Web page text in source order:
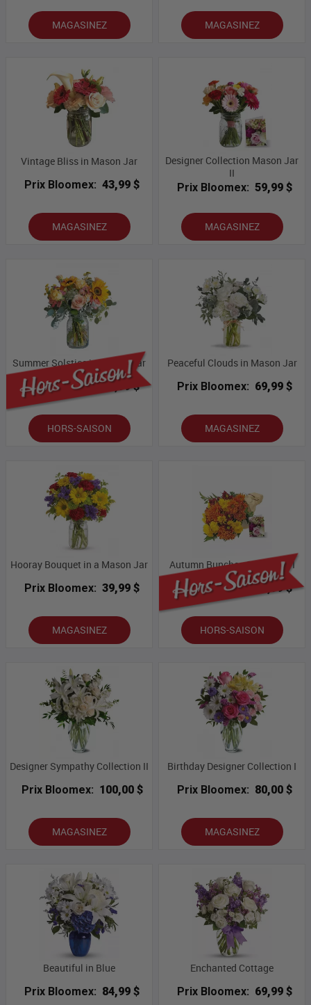
MAGASINEZ MAGASINEZ
Vintage Bliss in Mason Jar
Prix Bloomex: 43,99 $
MAGASINEZ
Designer Collection Mason Jar
II
Prix Bloomex: 59,99 $
MAGASINEZ
Summer Solstice in Mason Jar
Prix Bloomex: 54,99 $
HORS-SAISON
Peaceful Clouds in Mason Jar
Prix Bloomex: 69,99 $
MAGASINEZ
Hooray Bouquet in a Mason Jar
Prix Bloomex: 39,99 $
MAGASINEZ
Autumn Bunches Collection I
Prix Bloomex: 59,99 $
HORS-SAISON
Designer Sympathy Collection II
Prix Bloomex: 100,00 $
MAGASINEZ
Birthday Designer Collection I
Prix Bloomex: 80,00 $
MAGASINEZ
Beautiful in Blue
Prix Bloomex: 84,99 $
Enchanted Cottage
Prix Bloomex: 69,99 $